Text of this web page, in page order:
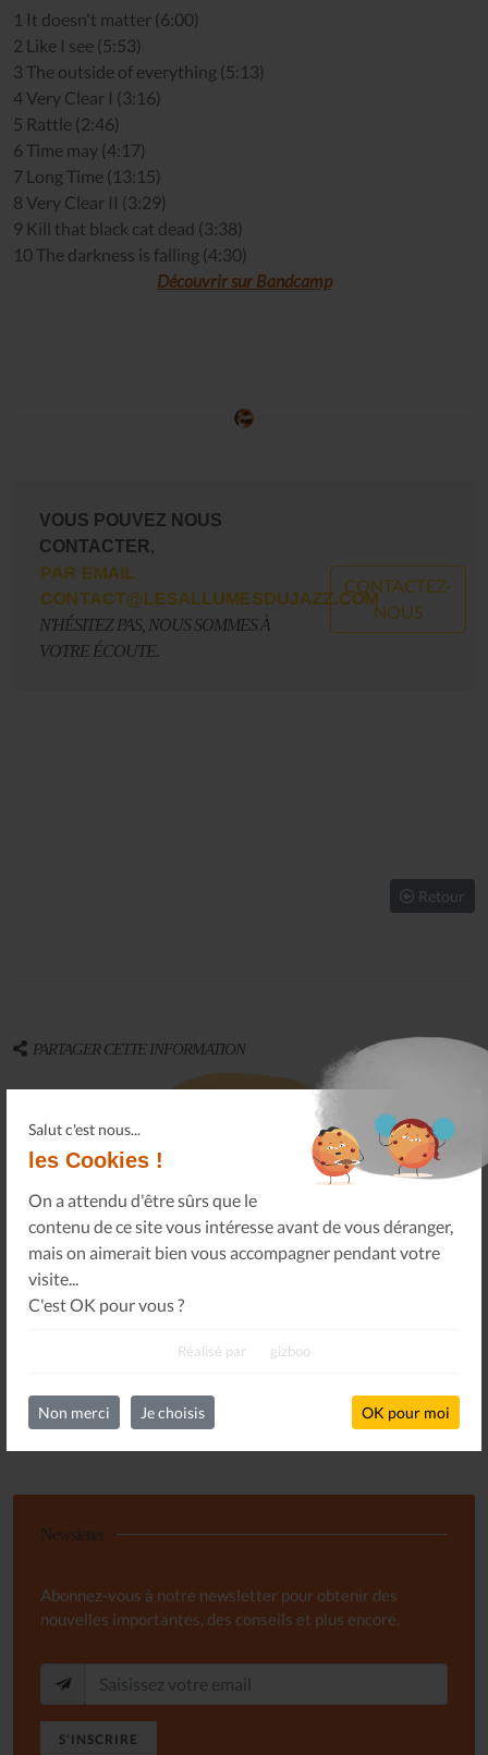
Salut c'est nous...
les Cookies !
On a attendu d'être sûrs que le
contenu de ce site vous intéresse avant de vous déranger,
mais on aimerait bien vous accompagner pendant votre
visite...
C'est OK pour vous ?
Réalisé par gizboo
Non merci Je choisis OK pour moi
1 It doesn't matter (6:00)
2 Like I see (5:53)
3 The outside of everything (5:13)
4 Very Clear I (3:16)
5 Rattle (2:46)
6 Time may (4:17)
7 Long Time (13:15)
8 Very Clear II (3:29)
9 Kill that black cat dead (3:38)
10 The darkness is falling (4:30)
Découvrir sur Bandcamp
VOUS POUVEZ NOUS
CONTACTER,
PAR EMAIL
CONTACT@LESALLUMESDUJAZZ.COM
N'HÉSITEZ PAS, NOUS SOMMES À
VOTRE ÉCOUTE.
CONTACTEZ-
NOUS
Retour
PARTAGER CETTE INFORMATION
Un petit geste pour
Newsletter
Abonnez-vous à notre newsletter pour obtenir des
nouvelles importantes, des conseils et plus encore.
S'INSCRIRE